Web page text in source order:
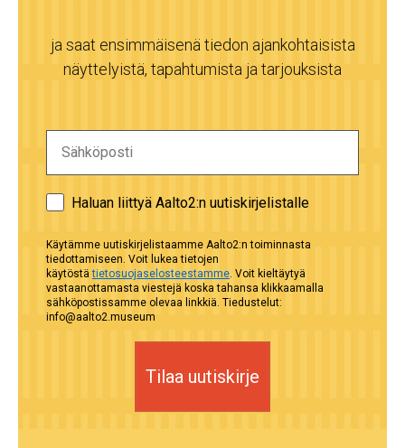
ja saat ensimmäisenä tiedon ajankohtaisista
näyttelyistä, tapahtumista ja tarjouksista
Haluan liittyä Aalto2:n uutiskirjelistalle
Käytämme uutiskirjelistaamme Aalto2:n toiminnasta
tiedottamiseen. Voit lukea tietojen
käytöstätietosuojaselosteestamme. Voit kieltäytyä
vastaanottamasta viestejä koska tahansa klikkaamalla
sähköpostissamme olevaa linkkiä. Tiedustelut:
info@aalto2.museum
Tilaa uutiskirje